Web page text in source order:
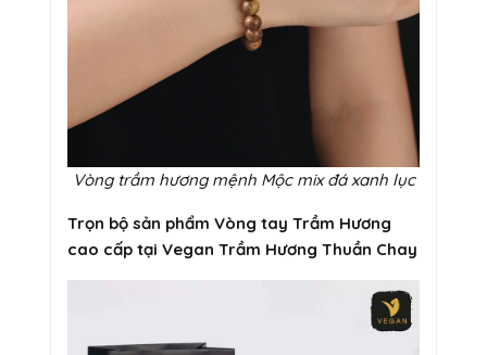
Vòng trầm hương mệnh Mộc mix đá xanh lục
Trọn bộ sản phẩm Vòng tay Trầm Hương
cao cấp tại Vegan Trầm Hương Thuần Chay